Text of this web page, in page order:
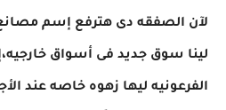
لآن الصفقه دى هترفع إسم
لينا سوق جديد فى أسواق
الفرعونيه ليها زهوه خاصه عند